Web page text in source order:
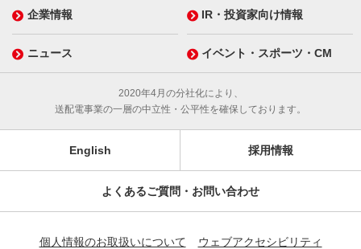
企業情報 IR・投資家向け情報
ニュース イベント・スポーツ・CM
2020年4月の分社化により、
送配電事業の一層の中立性・公平性を確保しております。
English 採用情報
よくあるご質問・お問い合わせ
個人情報のお取扱いについて
ウェブアクセシビリティ